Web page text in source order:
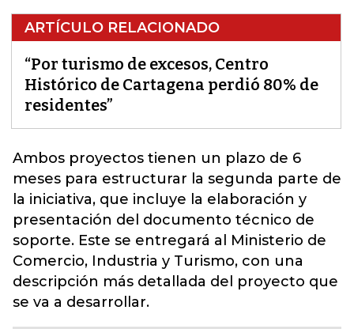
ARTÍCULO RELACIONADO
“Por turismo de excesos, Centro
Histórico de Cartagena perdió 80% de
residentes”
Ambos proyectos tienen un plazo de 6
meses para estructurar la segunda parte de
la iniciativa, que incluye la elaboración y
presentación del documento técnico de
soporte. Este se entregará al Ministerio de
Comercio, Industria y Turismo, con una
descripción más detallada del proyecto que
se va a desarrollar.